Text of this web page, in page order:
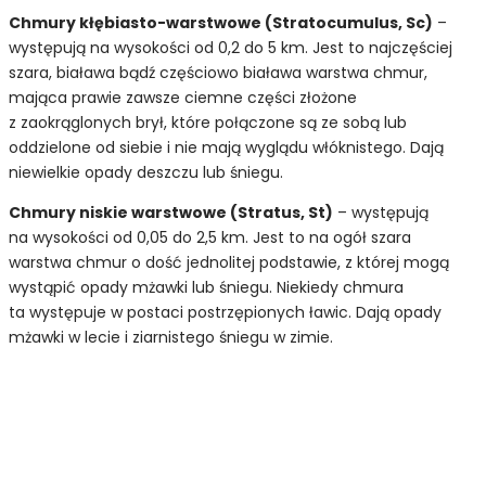
Chmury kłębiasto-warstwowe (Stratocumulus, Sc) –
występują na wysokości od 0,2 do 5 km. Jest to najczęściej
szara, biaława bądź częściowo biaława warstwa chmur,
mająca prawie zawsze ciemne części złożone
z zaokrąglonych brył, które połączone są ze sobą lub
oddzielone od siebie i nie mają wyglądu włóknistego. Dają
niewielkie opady deszczu lub śniegu.
Chmury niskie warstwowe (Stratus, St) – występują
na wysokości od 0,05 do 2,5 km. Jest to na ogół szara
warstwa chmur o dość jednolitej podstawie, z której mogą
wystąpić opady mżawki lub śniegu. Niekiedy chmura
ta występuje w postaci postrzępionych ławic. Dają opady
mżawki w lecie i ziarnistego śniegu w zimie.